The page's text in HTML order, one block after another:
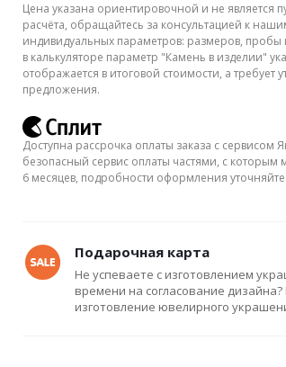
Цена указана ориентировочной и не является
расчёта, обращайтесь за консультацией к
индивидуальных параметров: размеров, пробы
в калькуляторе параметр "Камень в изделии"
отображается в итоговой стоимости, а
предложения.
Доступна рассрочка оплаты заказа с сервисом
безопасный сервис оплаты частями, с которым
6 месяцев, подробности оформления
Подарочная карта
Не успеваете с изготовлением
времени на согласование
изготовление ювелирного